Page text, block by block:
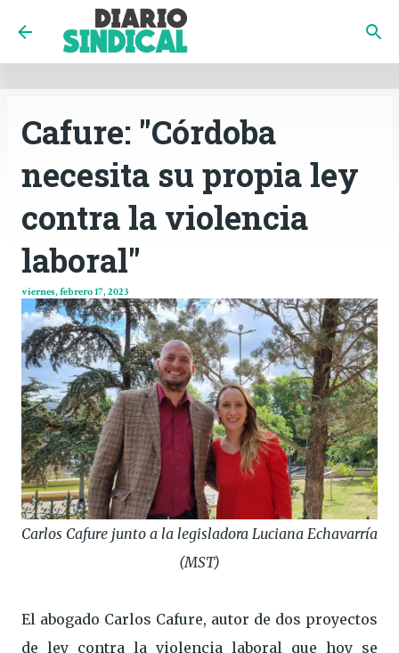
INICIO CÓRDOBA
Ir al contenido principal
Cafure: "Córdoba
necesita su propia ley
contra la violencia
laboral"
viernes, febrero 17, 2023
Carlos Cafure junto a la legisladora Luciana Echavarría
(MST)
El abogado Carlos Cafure, autor de dos proyectos
de ley contra la violencia laboral que hoy se